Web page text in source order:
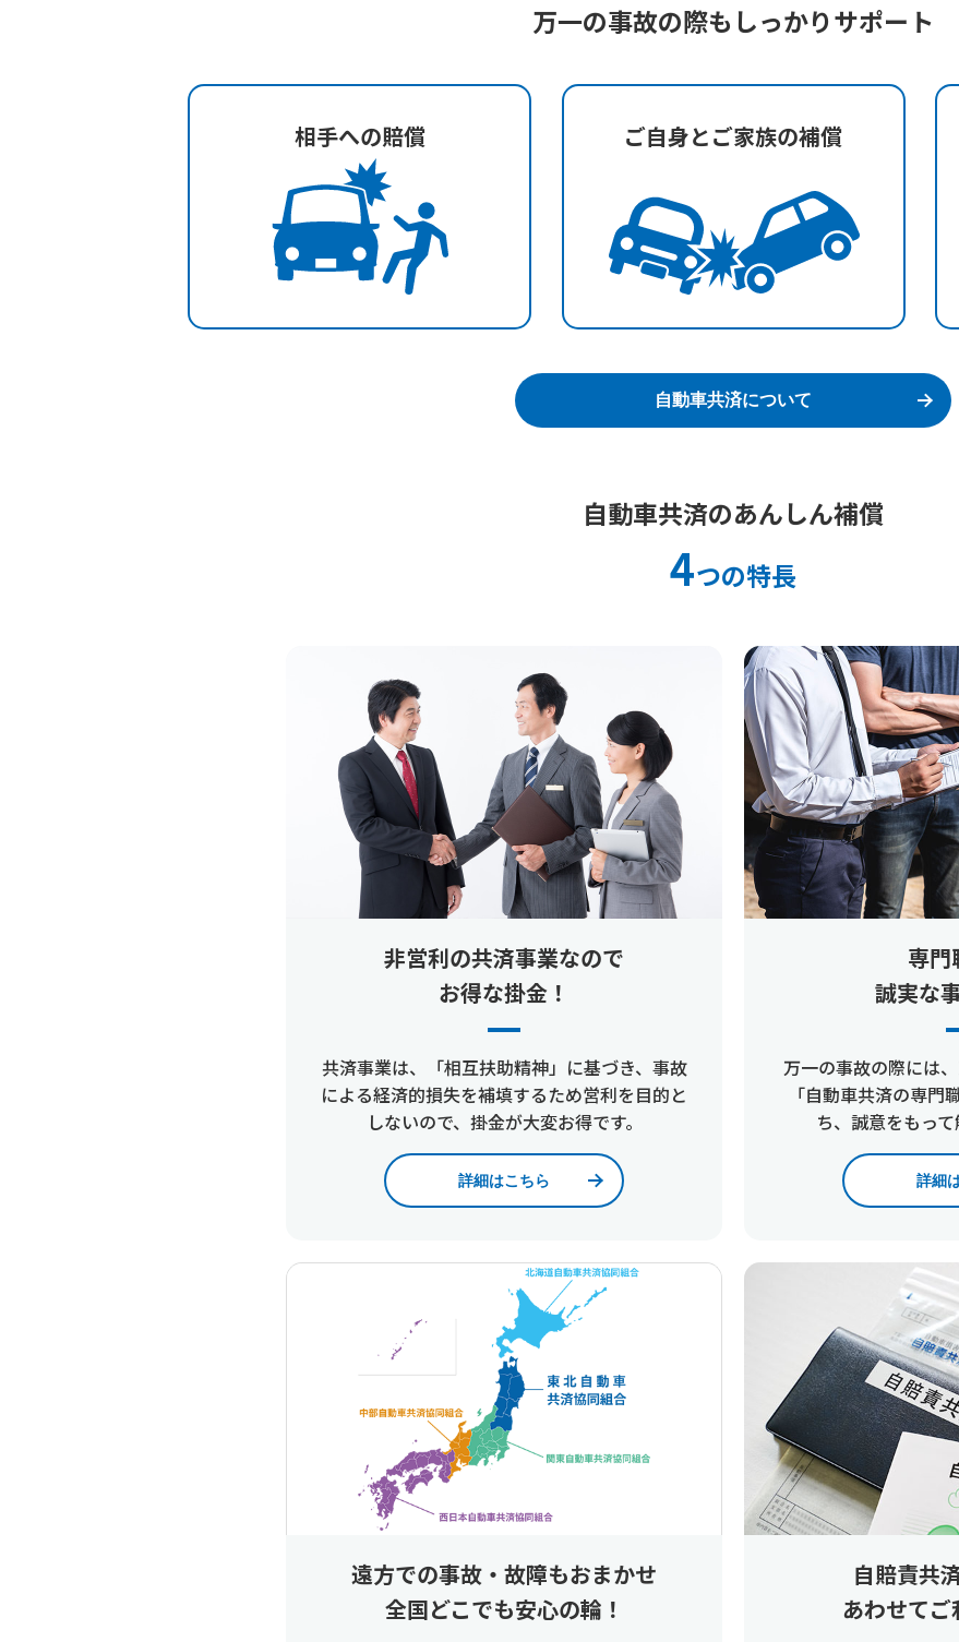
万一の事故の際もしっかりサポート
相手への賠償 ご自身とご家族の補償
自動車共済について
自動車共済のあんしん補償
4つの特長
非営利の共済事業なので
お得な掛金！
共済事業は、「相互扶助精神」に基づき、事故
による経済的損失を補填するため営利を目的と
しないので、掛金が大変お得です。
詳細はこちら
専門
誠実な
万一の事故の際には
「自動車共済の専門
ち、誠意をもって
詳細
遠方での事故・故障もおまかせ
全国どこでも安心の輪！
自賠責共
あわせて